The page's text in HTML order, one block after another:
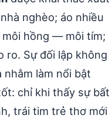
nghèo; áo nhiều
hồng — môi tím;
ro. Sự đối lập không
nhằm làm nổi bật
chỉ khi thấy sự bất
trái tim trẻ thơ mới